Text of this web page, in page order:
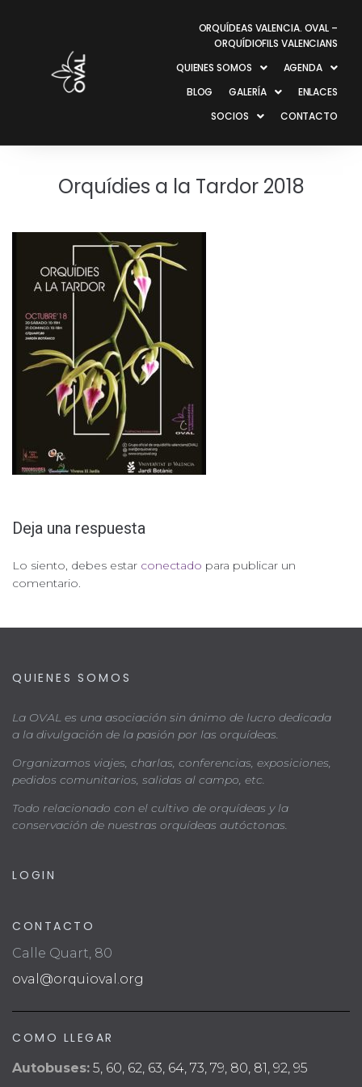
ORQUÍDEAS VALENCIA. OVAL –
ORQUÍDIOFILS VALENCIANS
QUIENES SOMOS
AGENDA
BLOG
GALERÍA
ENLACES
SOCIOS
CONTACTO
Orquídies a la Tardor 2018
Deja una respuesta
Lo siento, debes estar conectado para publicar un
comentario.
QUIENES SOMOS
La OVAL es una asociación sin ánimo de lucro dedicada
a la divulgación de la pasión por las orquídeas.
Organizamos viajes, charlas, conferencias, exposiciones,
pedidos comunitarios, salidas al campo, etc.
Todo relacionado con el cultivo de orquídeas y la
conservación de nuestras orquídeas autóctonas.
LOGIN
CONTACTO
Calle Quart, 80
oval@orquioval.org
COMO LLEGAR
Autobuses: 5, 60, 62, 63, 64, 73, 79, 80, 81, 92, 95